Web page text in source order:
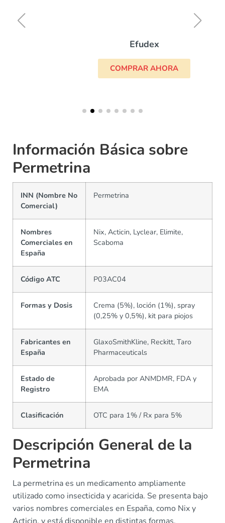
COMPRAR AHORA
Información Básica sobre
Permetrina
INN (Nombre No
Comercial)
Permetrina
Nombres
Comerciales en
España
Nix, Acticin, Lyclear, Elimite,
Scaboma
Código ATC P03AC04
Formas y Dosis
Crema (5%), loción (1%), spray
(0,25% y 0,5%), kit para piojos
Fabricantes en
España
GlaxoSmithKline, Reckitt, Taro
Pharmaceuticals
Estado de
Registro
Aprobada por ANMDMR, FDA y
EMA
Clasificación OTC para 1% / Rx para 5%
Descripción General de la
Permetrina
La permetrina es un medicamento ampliamente
utilizado como insecticida y acaricida. Se presenta bajo
varios nombres comerciales en España, como Nix y